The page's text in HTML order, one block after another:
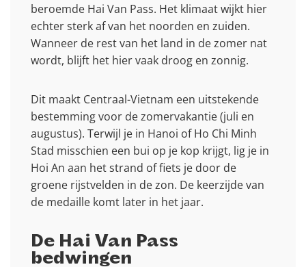
beroemde Hai Van Pass. Het klimaat wijkt hier
echter sterk af van het noorden en zuiden.
Wanneer de rest van het land in de zomer nat
wordt, blijft het hier vaak droog en zonnig.
Dit maakt Centraal-Vietnam een uitstekende
bestemming voor de zomervakantie (juli en
augustus). Terwijl je in Hanoi of Ho Chi Minh
Stad misschien een bui op je kop krijgt, lig je in
Hoi An aan het strand of fiets je door de
groene rijstvelden in de zon. De keerzijde van
de medaille komt later in het jaar.
De Hai Van Pass
bedwingen